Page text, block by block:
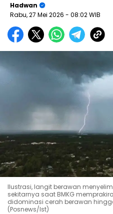
Hadwan
Rabu, 27 Mei 2026 - 08:02 WIB
Ilustrasi, langit berawan
sekitarnya saat BMKG
didominasi cerah berawan
(Posnews/Ist)